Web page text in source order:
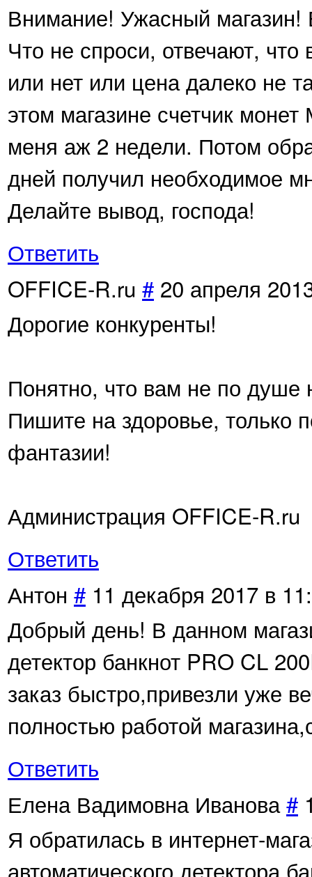
Внимание! Ужасный магазин!
Что не спроси, отвечают,
или нет или цена далеко не
этом магазине счетчик
меня аж 2 недели. Потом
дней получил необходимое
Делайте вывод, господа!
Ответить
OFFICE-R.ru # 20 апреля
Дорогие конкуренты!
Понятно, что вам не по
Пишите на здоровье,
фантазии!
Администрация OFFICE-R.ru
Ответить
Антон # 11 декабря 2017 в
Добрый день! В данном
детектор банкнот PRO CL
заказ быстро,привезли уже
полностью работой
Ответить
Елена Вадимовна Иванова#
Я обратилась в интернет-
автоматического детектора